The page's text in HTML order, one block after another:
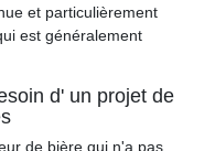
et particulièrement
est généralement
d' un projet de
de bière qui n'a pas